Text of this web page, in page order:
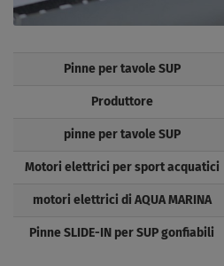
Pinne per tavole SUP
Produttore
pinne per tavole SUP
Motori elettrici per sport acquatici
motori elettrici di AQUA MARINA
Pinne SLIDE-IN per SUP gonfiabili